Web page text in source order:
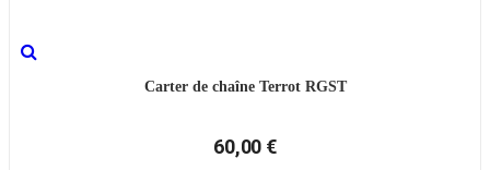
Carter de chaîne Terrot RGST
60,00 €